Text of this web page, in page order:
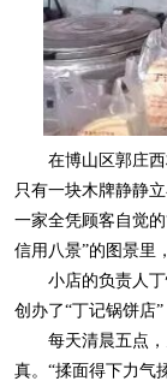
在博山区郭庄西
只有一块木牌静静
一家全凭顾客自觉
信用八景”的图景里
小店的负责人丁
创办了“丁记锅饼店
每天清晨五点，
真。“揉面得下力气